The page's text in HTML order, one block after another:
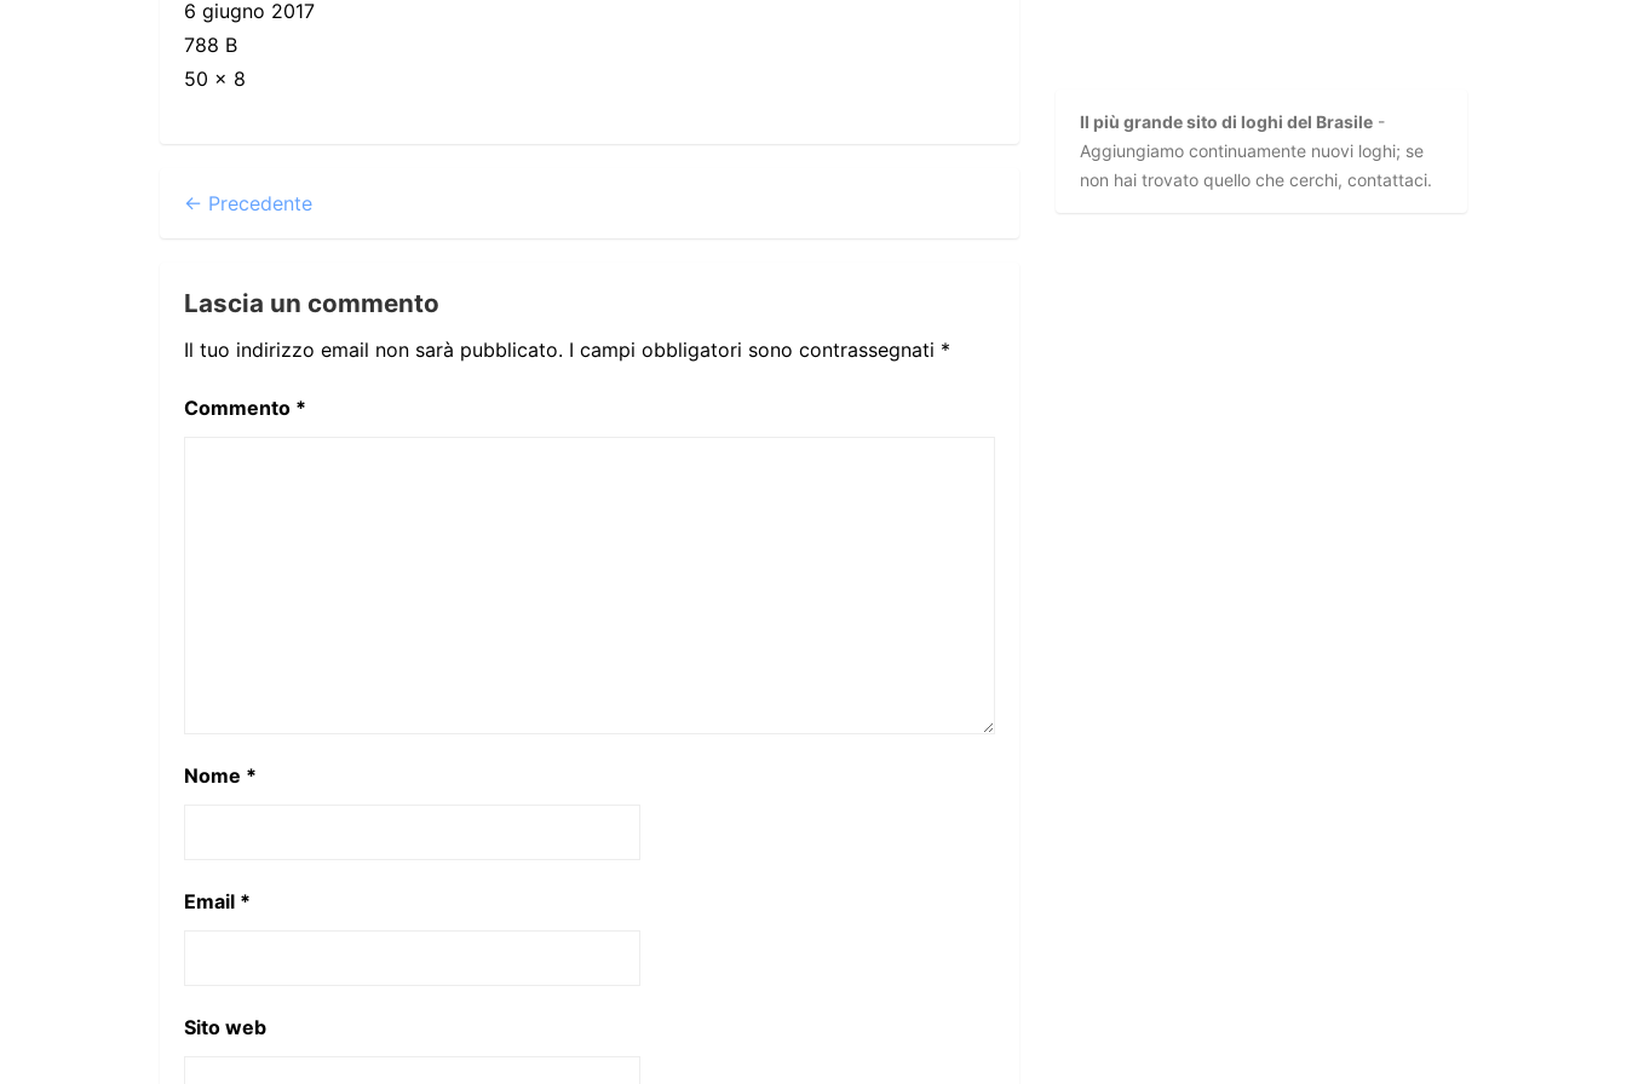
6 giugno 2017
788 B
50 × 8
← Precedente
Lascia un commento
Il tuo indirizzo email non sarà pubblicato. I campi obbligatori sono contrassegnati *
Commento *
Nome *
Email *
Sito web
Il più grande sito di loghi del Brasile -
Aggiungiamo continuamente nuovi loghi; se
non hai trovato quello che cerchi, contattaci.